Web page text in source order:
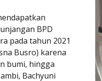
BPD
pada tahun 2021
Busro) karena
bumi, hingga
Bachyuni